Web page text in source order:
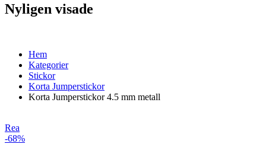
Nyligen visade
Hem
Kategorier
Stickor
Korta Jumperstickor
Korta Jumperstickor 4.5 mm metall
Rea
-68%